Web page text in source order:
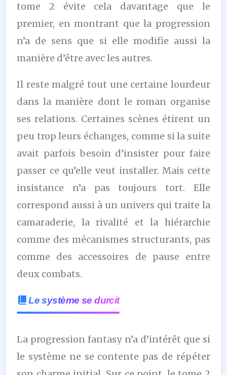
tome 2 évite cela davantage que le
premier, en montrant que la progression
n’a de sens que si elle modifie aussi la
manière d’être avec les autres.
Il reste malgré tout une certaine lourdeur
dans la manière dont le roman organise
ses relations. Certaines scènes étirent un
peu trop leurs échanges, comme si la suite
avait parfois besoin d’insister pour faire
passer ce qu’elle veut installer. Mais cette
insistance n’a pas toujours tort. Elle
correspond aussi à un univers qui traite la
camaraderie, la rivalité et la hiérarchie
comme des mécanismes structurants, pas
comme des accessoires de pause entre
deux combats.
Le système se durcit
La progression fantasy n’a d’intérêt que si
le système ne se contente pas de répéter